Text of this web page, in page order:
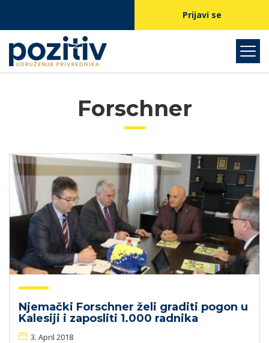
Prijavi se
Forschner
Njemački Forschner želi graditi pogon u
Kalesiji i zaposliti 1.000 radnika
3. April 2018